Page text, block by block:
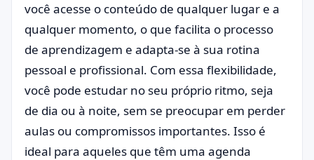
você acesse o conteúdo de qualquer lugar e a
qualquer momento, o que facilita o processo
de aprendizagem e adapta-se à sua rotina
pessoal e profissional. Com essa flexibilidade,
você pode estudar no seu próprio ritmo, seja
de dia ou à noite, sem se preocupar em perder
aulas ou compromissos importantes. Isso é
ideal para aqueles que têm uma agenda